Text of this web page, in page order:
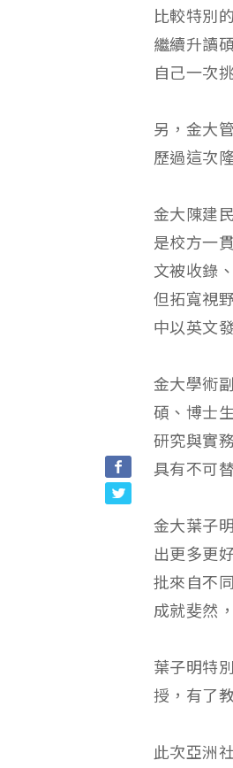
比較特別
繼續升讀
自己一次
另，金大
歷過這次
金大陳建
是校方一
文被收錄
但拓寬視
中以英文
金大學術
碩、博士
研究與實
具有不可
金大葉子
出更多更
批來自不
成就斐然
葉子明特
授，有了
此次亞洲